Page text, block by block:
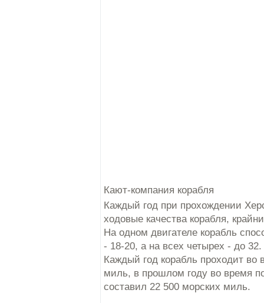
Кают-компания корабля
Каждый год при прохождении
ходовые качества корабля,
На одном двигателе корабль
- 18-20, а на всех четырех - до 32.
Каждый год корабль проходит во
миль, в прошлом году во время
составил 22 500 морских миль.